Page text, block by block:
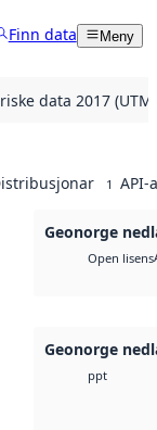
Finn data Meny
data 2017
1 API-
Geonorge
Open lisens
Geonorge
ppt